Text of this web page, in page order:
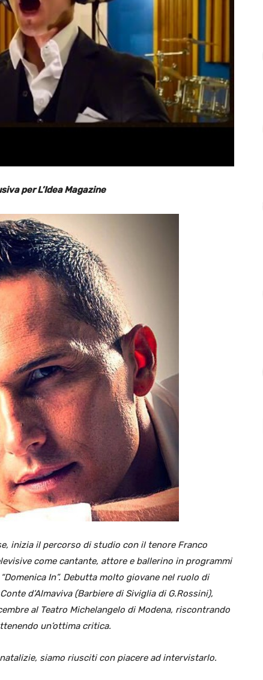
per L’Idea Magazine
inizia il percorso di studio con il tenore Franco
come cantante, attore e ballerino in programmi
In”. Debutta molto giovane nel ruolo di
d’Almaviva (Barbiere di Siviglia di G.Rossini),
al Teatro Michelangelo di Modena, riscontrando
un’ottima critica.
siamo riusciti con piacere ad intervistarlo.